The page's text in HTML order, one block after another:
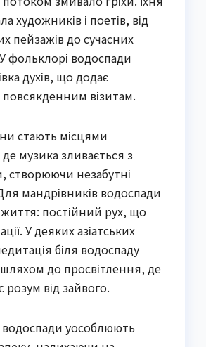
художників і поетів, від
пейзажів до сучасних
фольклорі водоспади
духів, що додає
повсякденним візитам.
стають місцями
музика зливається з
створюючи незабутні
мандрівників водоспади
постійний рух, що
У деяких азіатських
біля водоспаду
до просвітлення, де
від зайвого.
водоспади уособлюють